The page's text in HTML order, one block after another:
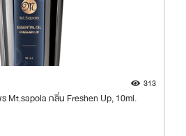
313
Mt.sapola กลิ่น Freshen Up, 10ml.